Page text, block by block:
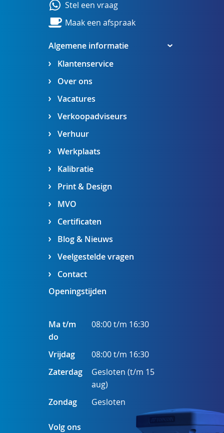
Algemene informatie
Klantenservice
Over ons
Vacatures
Verkoopadviseurs
Verhuur
Werkplaats
Kalibratie
Print & Design
MVO
Certificaten
Blog & Nieuws
Veelgestelde vragen
Contact
Stel een vraag
Maak een afspraak
Openingstijden
Ma t/m
do
08:00 t/m 16:30
Vrijdag
08:00 t/m 16:30
Zaterdag
Gesloten (t/m 15
aug)
Zondag
Gesloten
Volg ons